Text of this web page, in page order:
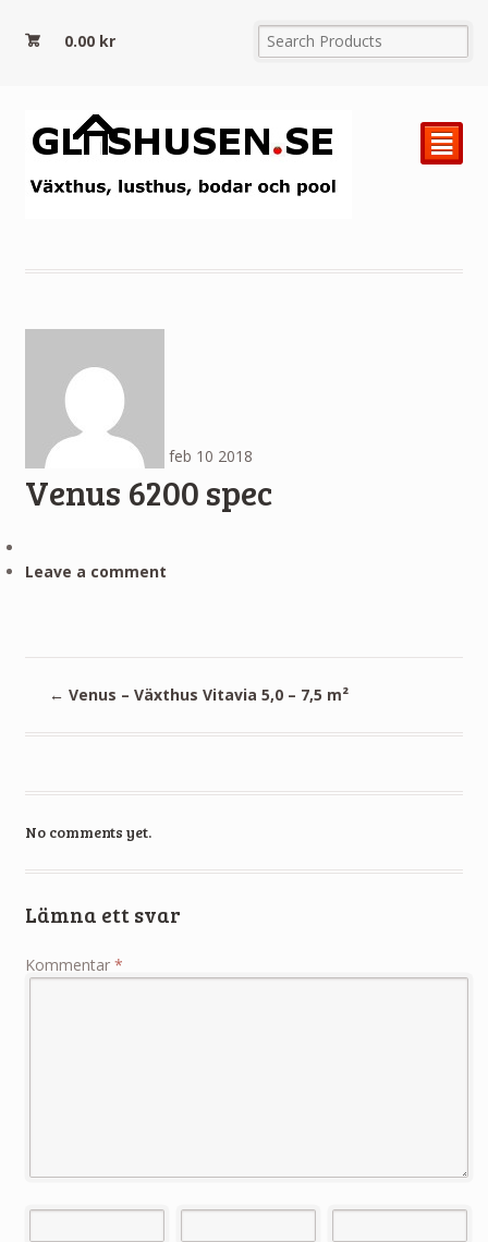
0.00 kr
²
feb 10 2018
Venus 6200 spec
Leave a comment
← Venus – Växthus Vitavia 5,0 – 7,5 m²
No comments yet.
Lämna ett svar
Kommentar *